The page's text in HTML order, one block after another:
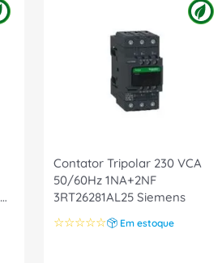
Contator Tripolar 230 VCA
50/60Hz 1NA+2NF
3RT26281AL25 Siemens
☆☆☆☆☆ Em estoque